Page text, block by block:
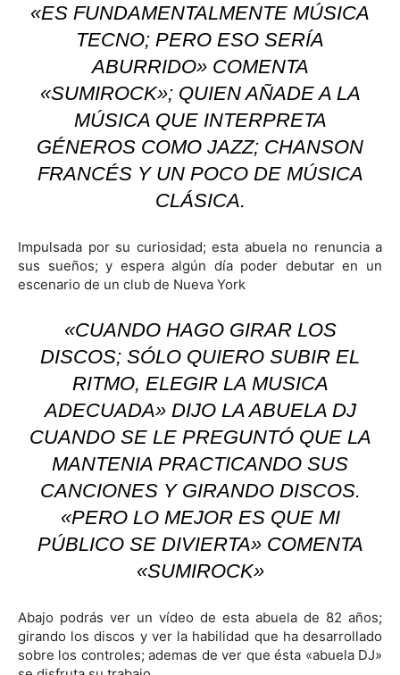
«ES FUNDAMENTALMENTE MÚSICA
TECNO; PERO ESO SERÍA
ABURRIDO» COMENTA
«SUMIROCK»; QUIEN AÑADE A LA
MÚSICA QUE INTERPRETA
GÉNEROS COMO JAZZ; CHANSON
FRANCÉS Y UN POCO DE MÚSICA
CLÁSICA.
Impulsada por su curiosidad; esta abuela no renuncia a
sus sueños; y espera algún día poder debutar en un
escenario de un club de Nueva York
«CUANDO HAGO GIRAR LOS
DISCOS; SÓLO QUIERO SUBIR EL
RITMO, ELEGIR LA MUSICA
ADECUADA» DIJO LA ABUELA DJ
CUANDO SE LE PREGUNTÓ QUE LA
MANTENIA PRACTICANDO SUS
CANCIONES Y GIRANDO DISCOS.
«PERO LO MEJOR ES QUE MI
PÚBLICO SE DIVIERTA» COMENTA
«SUMIROCK»
Abajo podrás ver un vídeo de esta abuela de 82 años;
girando los discos y ver la habilidad que ha desarrollado
sobre los controles; ademas de ver que ésta «abuela DJ»